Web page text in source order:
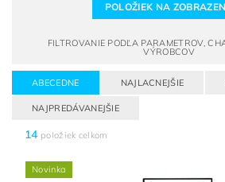
POLOŽIEK NA
FILTROVANIE PODĽA PARAMETROV,
VÝROBCOV
ABECEDNE NAJLACNEJŠIE
NAJPREDÁVANEJŠIE
14 položiek celkom
Novinka